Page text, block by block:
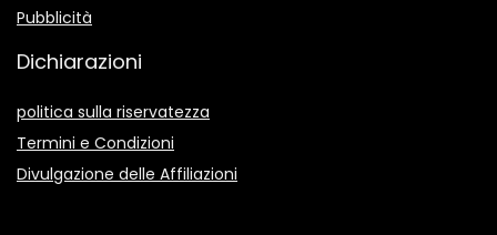
Pubblicità
Dichiarazioni
politica sulla riservatezza
Termini e Condizioni
Divulgazione delle Affiliazioni